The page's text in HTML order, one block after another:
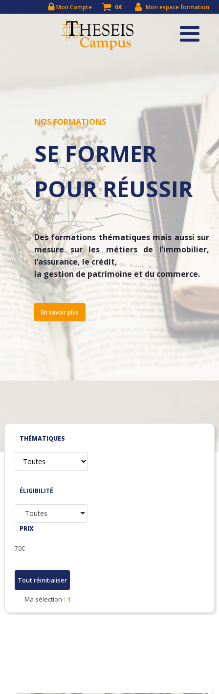
Mon Compte 0€ Mon espace formation
NOS FORMATIONS
SE FORMER
POUR RÉUSSIR
Des formations thématiques mais aussi sur
mesure sur les métiers de l’immobilier,
l’assurance, le crédit,
la gestion de patrimoine et du commerce.
En savoir plus
THÉMATIQUES
ÉLIGIBILITÉ
Toutes
PRIX
70€
Tout réinitialiser
Ma sélection : 1